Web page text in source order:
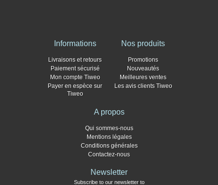
Informations
Livraisons et retours
Paiement sécurisé
Mon compte Tiweo
Payer en espèce sur
Tiweo
Nos produits
Promotions
Nouveautés
Meilleures ventes
Les avis clients Tiweo
A propos
Qui sommes-nous
Mentions légales
Conditions générales
Contactez-nous
Newsletter
Subscribe to our newsletter to